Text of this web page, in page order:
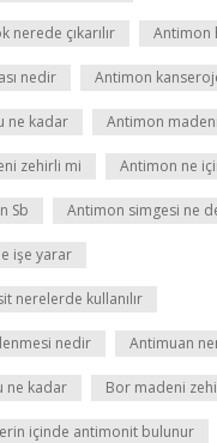
nerede çıkarılır Antimon
nedir Antimon
ne kadar Antimon madeni
zehirli mi Antimon ne
Sb Antimon simgesi ne
işe yarar
nerelerde kullanılır
nedir Antimuan
ne kadar Bor madeni
içinde antimonit bulunur